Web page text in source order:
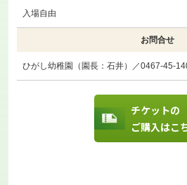
チケットの
ご購入はこ
入場自由
お問合せ
ひがし幼稚園（園長：石井）／0467-45-